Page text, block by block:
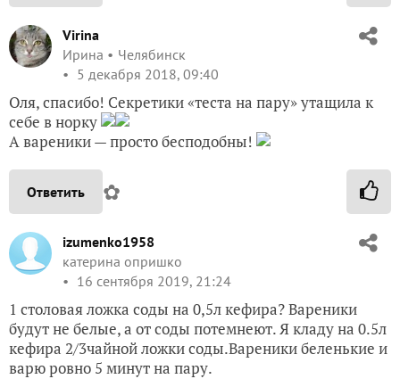
Virina
Ирина
Челябинск
5 декабря 2018, 09:40
Оля, спасибо! Секретики «теста на пару» утащила к
себе в норку
А вареники — просто бесподобны!
Ответить ✿
izumenko1958
катерина опришко
16 сентября 2019, 21:24
1 столовая ложка соды на 0,5л кефира? Вареники
будут не белые, а от соды потемнеют. Я кладу на 0.5л
кефира 2/3чайной ложки соды.Вареники беленькие и
варю ровно 5 минут на пару.